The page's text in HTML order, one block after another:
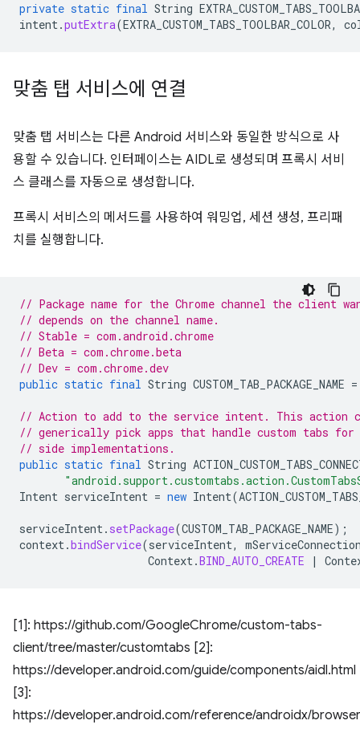
private static final String
intent.putExtra(EXTRA_CUSTOM_TABS_TOOLBAR_COLOR,
맞춤 탭 서비스에 연결
맞춤 탭 서비스는 다른 Android 서비스와 동일한 방식으로 사
용할 수 있습니다. 인터페이스는 AIDL로 생성되며 프록시 서비
스 클래스를 자동으로 생성합니다.
프록시 서비스의 메서드를 사용하여 워밍업, 세션 생성, 프리패
치를 실행합니다.
// Package name for the Chrome channel the client
// depends on the channel name.
// Stable = com.android.chrome
// Beta = com.chrome.beta
// Dev = com.chrome.dev
public static final String CUSTOM_TAB_PACKAGE_NAME =
// Action to add to the service intent. This action
// generically pick apps that handle custom tabs
// side implementations.
public static final String
Intent serviceIntent = new Intent(
serviceIntent. setPackage(CUSTOM_TAB_PACKAGE_NAME);
context.bindService(serviceIntent,
Context.BIND_AUTO_CREATE |
[1]: https://github.com/GoogleChrome/custom-tabs-
client/tree/master/customtabs [2]:
https://developer.android.com/guide/components/aidl.html
[3]:
https://developer.android.com/reference/androidx/